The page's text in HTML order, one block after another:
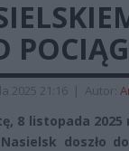
2025 21:16 | Autor:
8 listopada
doszło